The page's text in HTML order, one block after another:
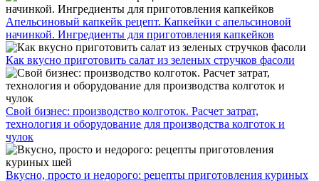
Апельсиновый капкейк рецепт. Капкейки с апельсиновой
начинкой. Ингредиенты для приготовления капкейков
Как вкусно приготовить салат из зеленых стручков фасоли
Свой бизнес: производство колготок. Расчет затрат,
технология и оборудование для производства колготок и
чулок
Вкусно, просто и недорого: рецепты приготовления куриных